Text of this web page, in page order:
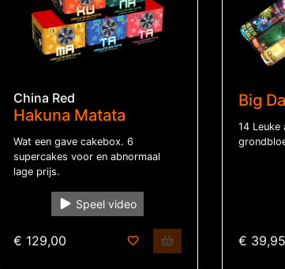
China Red
Hakuna Matata
Wat een gave cakebox. 6
supercakes voor en abnormaal
lage prijs.
Speel video
€ 129,00
Big
14 Leuke
€ 39,95